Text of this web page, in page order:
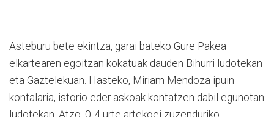
Asteburu bete ekintza, garai bateko Gure Pakea
elkartearen egoitzan kokatuak dauden Bihurri ludotekan
eta Gaztelekuan. Hasteko, Miriam Mendoza ipuin
kontalaria, istorio eder askoak kontatzen dabil egunotan
ludotekan. Atzo, 0-4 urte artekoei zuzenduriko